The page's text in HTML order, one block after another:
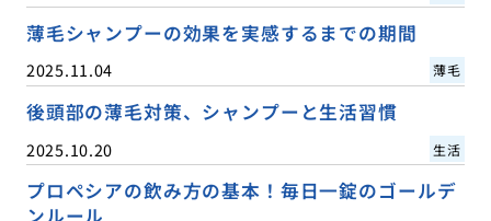
薄毛シャンプーの効果を実感するまでの期間
2025.11.04 薄毛
後頭部の薄毛対策、シャンプーと生活習慣
2025.10.20 生活
プロペシアの飲み方の基本！毎日一錠のゴールデ